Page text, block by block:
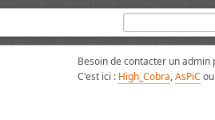
Besoin de contacter un
C'est ici : High_Cobra,AsPiC ou